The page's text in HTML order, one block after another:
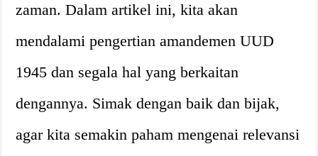
zaman. Dalam artikel ini, kita akan
mendalami pengertian amandemen UUD
1945 dan segala hal yang berkaitan
dengannya. Simak dengan baik dan bijak,
agar kita semakin paham mengenai relevansi